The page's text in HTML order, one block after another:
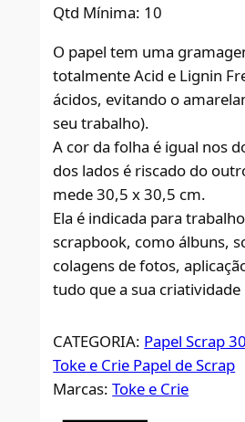
Qtd Mínima: 10
O papel tem uma
totalmente Acid e Lignin
ácidos, evitando o
seu trabalho).
A cor da folha é igual nos
dos lados é riscado do
mede 30,5 x 30,5 cm.
Ela é indicada para
scrapbook, como álbuns,
colagens de fotos,
tudo que a sua criatividade
CATEGORIA: Papel Scrap
Toke e Crie Papel de Scrap
Marcas:Toke e Crie